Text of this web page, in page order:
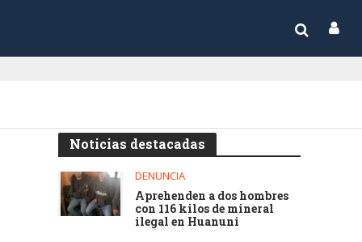
Noticias destacadas
DENUNCIA
Aprehenden a dos hombres
con 116 kilos de mineral
ilegal en Huanuni